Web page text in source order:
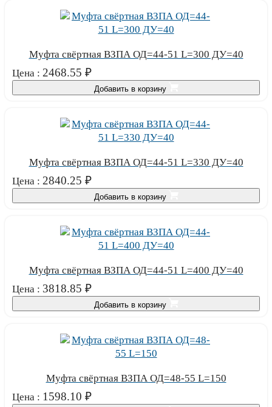
Муфта свёртная ВЗПА ОД=44-51 L=300 ДУ=40
Цена : 2468.55 ₽
Добавить в корзину
Муфта свёртная ВЗПА ОД=44-51 L=330 ДУ=40
Цена : 2840.25 ₽
Добавить в корзину
Муфта свёртная ВЗПА ОД=44-51 L=400 ДУ=40
Цена : 3818.85 ₽
Добавить в корзину
Муфта свёртная ВЗПА ОД=48-55 L=150
Цена : 1598.10 ₽